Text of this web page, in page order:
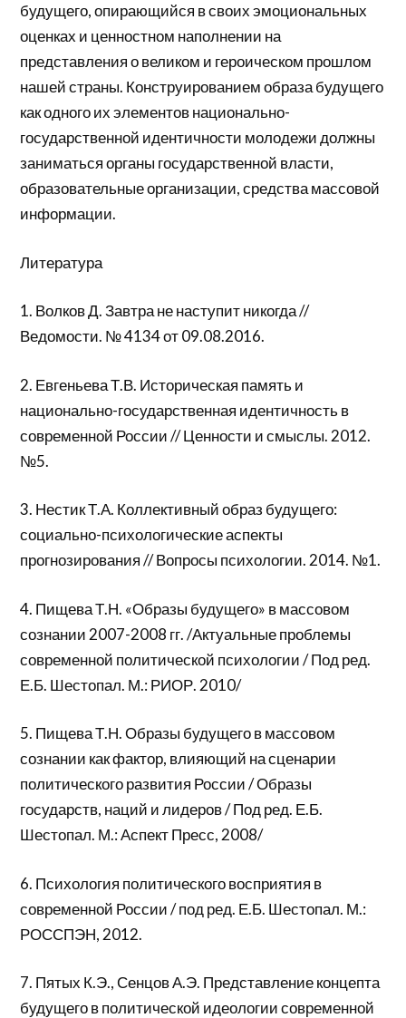
будущего, опирающийся в своих эмоциональных
оценках и ценностном наполнении на
представления о великом и героическом прошлом
нашей страны. Конструированием образа будущего
как одного их элементов национально-
государственной идентичности молодежи должны
заниматься органы государственной власти,
образовательные организации, средства массовой
информации.
Литература
1. Волков Д. Завтра не наступит никогда //
Ведомости. № 4134 от 09.08.2016.
2. Евгеньева Т.В. Историческая память и
национально-государственная идентичность в
современной России // Ценности и смыслы. 2012.
№5.
3. Нестик Т.А. Коллективный образ будущего:
социально-психологические аспекты
прогнозирования // Вопросы психологии. 2014. №1.
4. Пищева Т.Н. «Образы будущего» в массовом
сознании 2007-2008 гг. /Актуальные проблемы
современной политической психологии / Под ред.
Е.Б. Шестопал. М.: РИОР. 2010/
5. Пищева Т.Н. Образы будущего в массовом
сознании как фактор, влияющий на сценарии
политического развития России / Образы
государств, наций и лидеров / Под ред. Е.Б.
Шестопал. М.: Аспект Пресс, 2008/
6. Психология политического восприятия в
современной России / под ред. Е.Б. Шестопал. М.:
РОССПЭН, 2012.
7. Пятых К.Э., Сенцов А.Э. Представление концепта
будущего в политической идеологии современной